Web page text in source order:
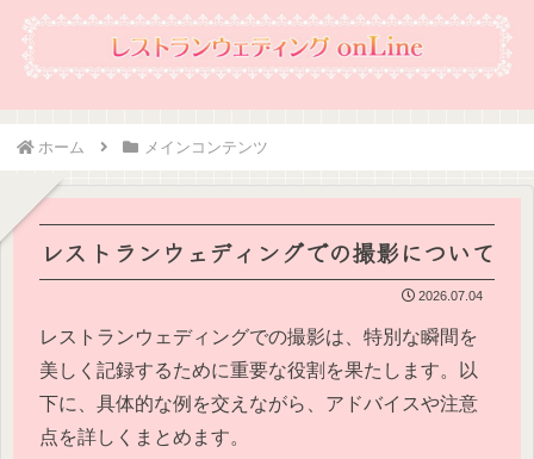
ホーム メインコンテンツ
レストランウェディングでの撮影について
2026.07.04
レストランウェディングでの撮影は、特別な瞬間を
美しく記録するために重要な役割を果たします。以
下に、具体的な例を交えながら、アドバイスや注意
点を詳しくまとめます。